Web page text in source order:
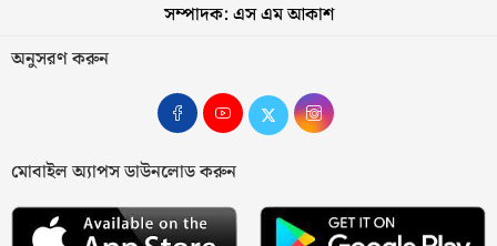
সম্পাদক: এস এম আকাশ
অনুসরণ করুন
মোবাইল অ্যাপস ডাউনলোড করুন